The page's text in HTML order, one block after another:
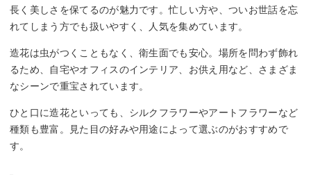
長く美しさを保てるのが魅力です。忙しい方や、ついお世話を忘
れてしまう方でも扱いやすく、人気を集めています。
造花は虫がつくこともなく、衛生面でも安心。場所を問わず飾れ
るため、自宅やオフィスのインテリア、お供え用など、さまざま
なシーンで重宝されています。
ひと口に造花といっても、シルクフラワーやアートフラワーなど
種類も豊富。見た目の好みや用途によって選ぶのがおすすめで
す。